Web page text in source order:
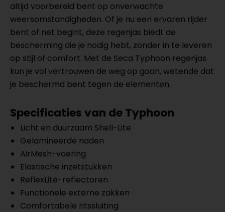
altijd voorbereid bent op onverwachte
weersomstandigheden. Of je nu een ervaren rijder
bent of net begint, deze regenjas biedt de
bescherming die je nodig hebt, zonder in te leveren
op stijl of comfort. Met de Seca Typhoon regenjas
kun je vol vertrouwen de weg op gaan, wetende dat
je beschermd bent tegen de elementen.
Specificaties van de Typhoon
Licht en duurzaam Shell-Lite
Gelamineerde naden
AirMesh-voering
Elastische inzetstukken
ReflexLite-reflectoren
Functionele externe zakken
Comfortabele ritssluiting